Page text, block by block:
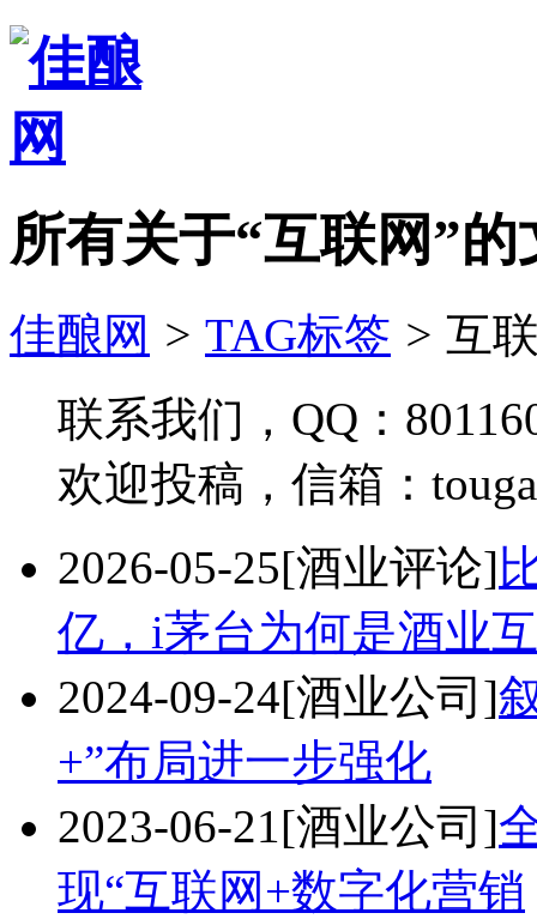
所有关于“互联网”的
佳酿网 > TAG标签 > 互
联系我们，QQ：
欢迎投稿，信箱：
2026-05-25[酒业评论]
亿，i茅台为何是酒业
2024-09-24[酒业公司]
+”布局进一步强化
2023-06-21[酒业公司]
现“互联网+数字化营销